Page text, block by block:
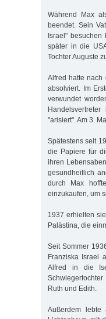
Während Max
beendet. Sein
Israel"
später in die
Tochter Auguste
Alfred hatte nach
absolviert. Im
verwundet
"arisiert". Am 3.
Spätestens seit
die Papiere für
ihren
gesundheitlich
durch Max
einzukaufen, um
1937 erhielten
Palästina, die
Seit Sommer
Franziska Israel
Alfred in die
Ruth und Edith.
Außerdem lebte